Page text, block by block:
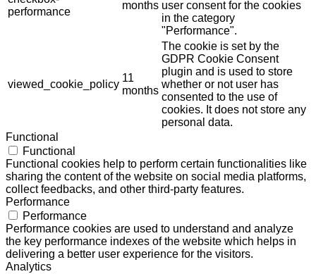
performance
months user consent for the cookies
in the category
"Performance".
viewed_cookie_policy
11
months
The cookie is set by the
GDPR Cookie Consent
plugin and is used to store
whether or not user has
consented to the use of
cookies. It does not store any
personal data.
Functional
Functional
Functional cookies help to perform certain functionalities like
sharing the content of the website on social media platforms,
collect feedbacks, and other third-party features.
Performance
Performance
Performance cookies are used to understand and analyze
the key performance indexes of the website which helps in
delivering a better user experience for the visitors.
Analytics